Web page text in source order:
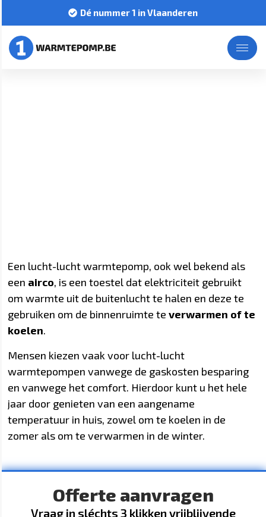
Dé nummer 1 in Vlaanderen
Een lucht-lucht warmtepomp, ook wel bekend als
een airco, is een toestel dat elektriciteit gebruikt
om warmte uit de buitenlucht te halen en deze te
gebruiken om de binnenruimte teverwarmen of te
koelen.
Mensen kiezen vaak voor lucht-lucht
warmtepompen vanwege de gaskosten besparing
en vanwege het comfort. Hierdoor kunt u het hele
jaar door genieten van een aangename
temperatuur in huis, zowel om te koelen in de
zomer als om te verwarmen in de winter.
Offerte aanvragen
Vraag in sléchts 3 klikken vrijblijvende